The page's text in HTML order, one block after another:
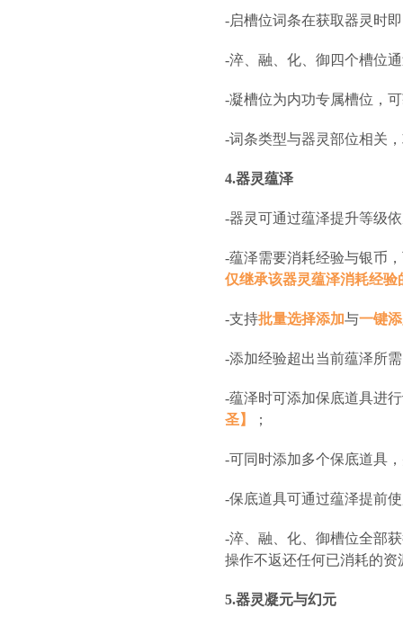
-启槽位词条在获取器灵时
-淬、融、化、御四个槽位
-凝槽位为内功专属槽位，
-词条类型与器灵部位相关
4.器灵蕴泽
-器灵可通过蕴泽提升等级
-蕴泽需要消耗经验与银币
仅继承该器灵蕴泽消耗经验
-支持批量选择添加与一键
-添加经验超出当前蕴泽所
-蕴泽时可添加保底道具进
圣】
；
-可同时添加多个保底道具
-保底道具可通过蕴泽提前
-淬、融、化、御槽位全部
操作不返还任何已消耗的资
5.器灵凝元与幻元